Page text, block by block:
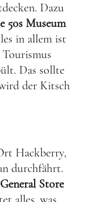
Dazu
50s Museum
in allem ist
Das sollte
der Kitsch
Hackberry,
durchfährt.
Store